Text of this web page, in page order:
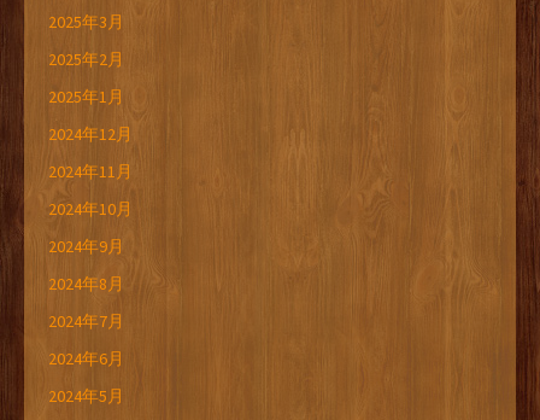
2025年3月
2025年2月
2025年1月
2024年12月
2024年11月
2024年10月
2024年9月
2024年8月
2024年7月
2024年6月
2024年5月